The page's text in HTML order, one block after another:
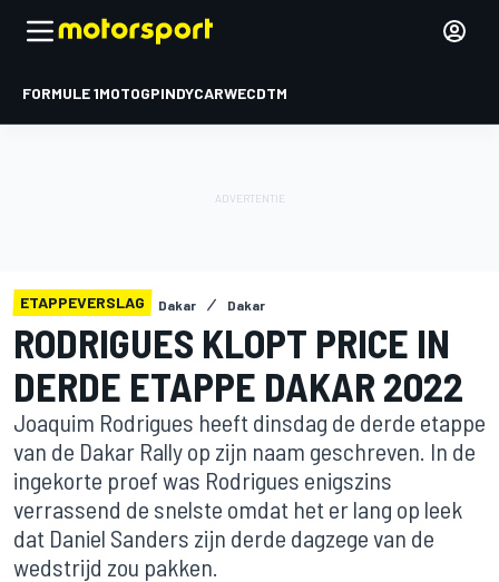
FORMULE 1MOTOGPINDYCARWECDTM
ETAPPEVERSLAG Dakar Dakar
RODRIGUES KLOPT PRICE IN
DERDE ETAPPE DAKAR 2022
Joaquim Rodrigues heeft dinsdag de derde etappe
van de Dakar Rally op zijn naam geschreven. In de
ingekorte proef was Rodrigues enigszins
verrassend de snelste omdat het er lang op leek
dat Daniel Sanders zijn derde dagzege van de
wedstrijd zou pakken.